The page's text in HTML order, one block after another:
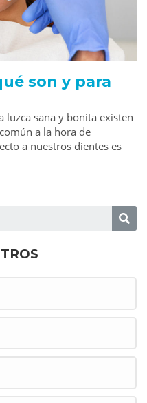
son y para
luzca sana y bonita existen
a la hora de
a nuestros dientes es